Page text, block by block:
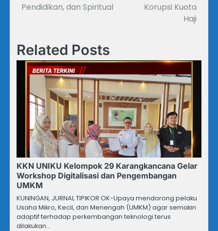
Pendidikan, dan Spiritual
Korupsi Kuota
Haji
Related Posts
KKN UNIKU Kelompok 29 Karangkancana Gelar
Workshop Digitalisasi dan Pengembangan
UMKM
KUNINGAN, JURNAL TIPIKOR OK-Upaya mendorong pelaku
Usaha Mikro, Kecil, dan Menengah (UMKM) agar semakin
adaptif terhadap perkembangan teknologi terus
dilakukan…